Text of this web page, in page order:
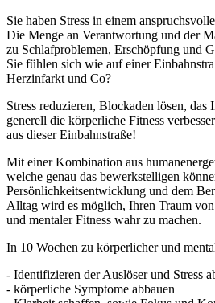
Sie haben Stress in einem
Die Menge an Verantwortung und der
zu Schlafproblemen, Erschöpfung und
Sie fühlen sich wie auf einer
Herzinfarkt und Co?
Stress reduzieren, Blockaden lösen, das
generell die körperliche Fitness
aus dieser Einbahnstraße!
Mit einer Kombination aus
welche genau das bewerkstelligen
Persönlichkeitsentwicklung und dem
Alltag wird es möglich, Ihren Traum
und mentaler Fitness wahr zu machen.
In 10 Wochen zu körperlicher und
- Identifizieren der Auslöser und Stress
- körperliche Symptome abbauen